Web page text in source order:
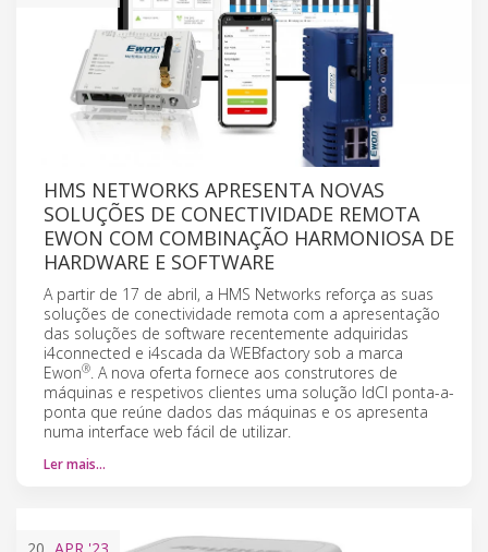
HMS NETWORKS APRESENTA NOVAS
SOLUÇÕES DE CONECTIVIDADE REMOTA
EWON COM COMBINAÇÃO HARMONIOSA DE
HARDWARE E SOFTWARE
A partir de 17 de abril, a HMS Networks reforça as suas
soluções de conectividade remota com a apresentação
das soluções de software recentemente adquiridas
i4connected e i4scada da WEBfactory sob a marca
Ewon®. A nova oferta fornece aos construtores de
máquinas e respetivos clientes uma solução IdCI ponta-a-
ponta que reúne dados das máquinas e os apresenta
numa interface web fácil de utilizar.
Ler mais…